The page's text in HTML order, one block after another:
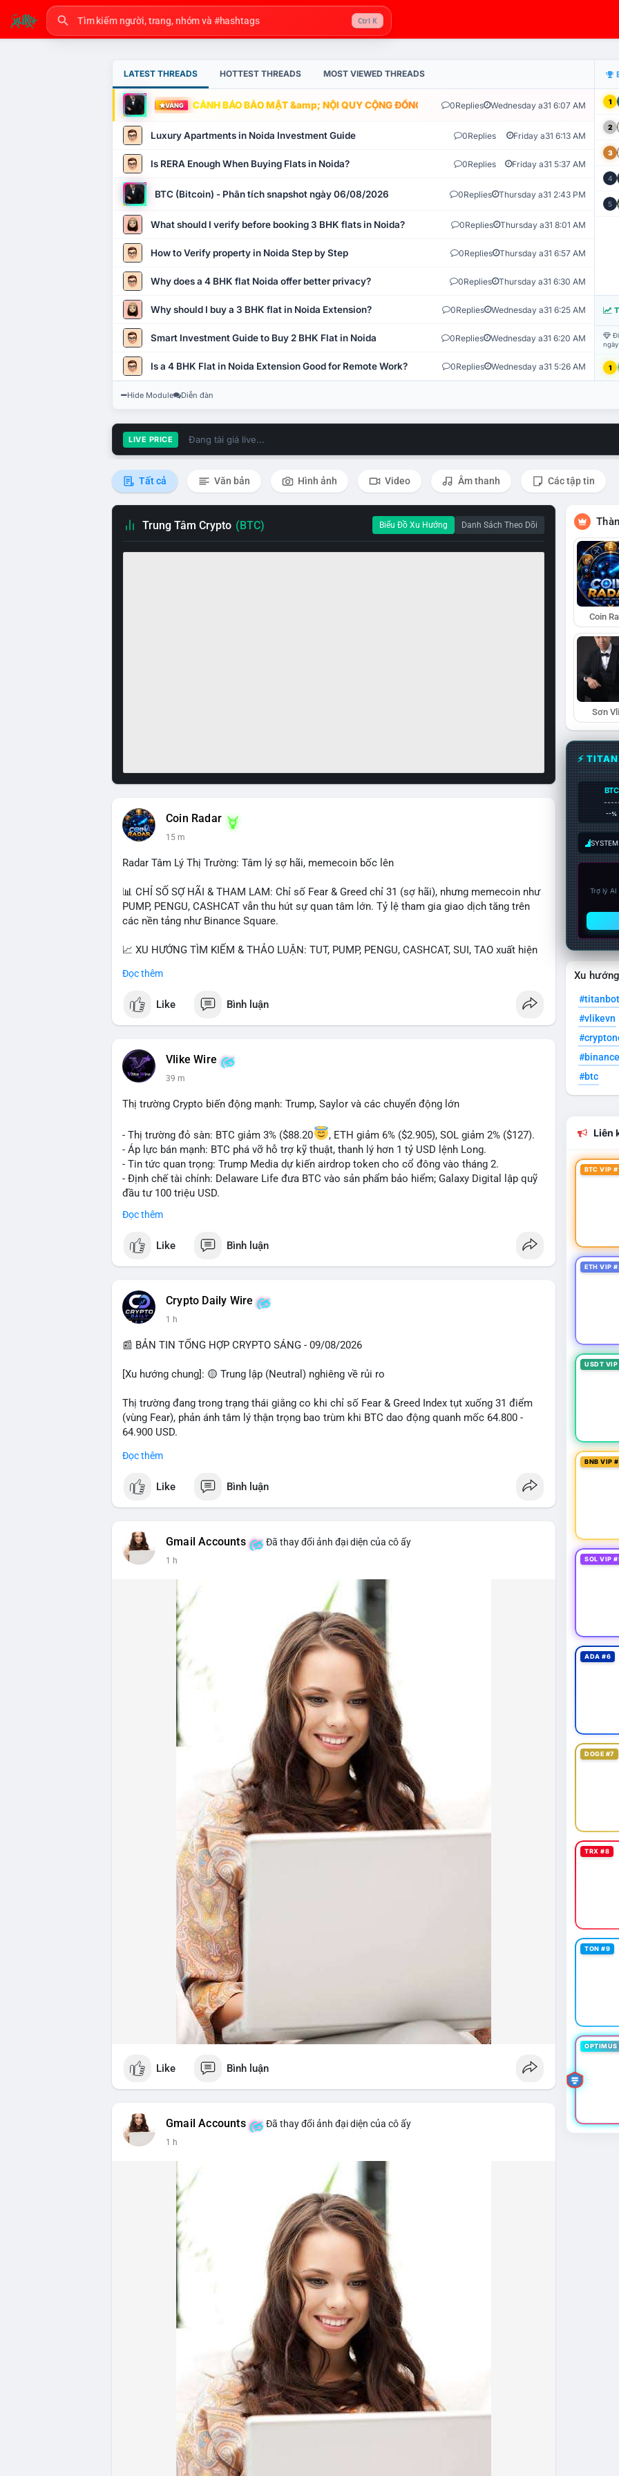
Ctrl K
LATEST THREADS HOTTEST THREADS MOST VIEWED THREADS
VÀNG CẢNH BÁO BẢO MẬT &amp; NỘI QUY CỘNG ĐỒNG VLIKE.VN: HỆ THỐNG GIÁM SÁT TỰ
0Replies Wednesday a31 6:07 AM
Luxury Apartments in Noida Investment Guide 0Replies Friday a31 6:13 AM
Is RERA Enough When Buying Flats in Noida? 0Replies Friday a31 5:37 AM
BTC (Bitcoin) - Phân tích snapshot ngày 06/08/2026 0Replies Thursday a31 2:43 PM
What should I verify before booking 3 BHK flats in Noida? 0Replies Thursday a31 8:01 AM
How to Verify property in Noida Step by Step 0Replies Thursday a31 6:57 AM
Why does a 4 BHK flat Noida offer better privacy? 0Replies Thursday a31 6:30 AM
Why should I buy a 3 BHK flat in Noida Extension? 0Replies Wednesday a31 6:25 AM
Smart Investment Guide to Buy 2 BHK Flat in Noida 0Replies Wednesday a31 6:20 AM
Is a 4 BHK Flat in Noida Extension Good for Remote Work? 0Replies Wednesday a31 5:26 AM
1
2
3
4
5
1
Hide Module Diễn đàn
LIVE PRICE Đang tải giá live...
Tất cả Văn bản Hình ảnh Video Âm thanh Các tập tin
Trung Tâm Crypto (BTC) Biểu Đồ Xu Hướng Danh Sách Theo Dõi
Coin Radar
15 m
Radar Tâm Lý Thị Trường: Tâm lý sợ hãi, memecoin bốc lên
📊 CHỈ SỐ SỢ HÃI & THAM LAM: Chỉ số Fear & Greed chỉ 31 (sợ hãi), nhưng memecoin như
PUMP, PENGU, CASHCAT vẫn thu hút sự quan tâm lớn. Tỷ lệ tham gia giao dịch tăng trên
các nền tảng như Binance Square.
📈 XU HƯỚNG TÌM KIẾM & THẢO LUẬN: TUT, PUMP, PENGU, CASHCAT, SUI, TAO xuất hiện
đề hấp dẫn. Bàn tán về SPCX và SAGA cũng hấp dẫn.
💬 DÒNG CHẢY TIN TỨC & TRUYỀN THÔNG: Bàn tán về "long SAGA", "short SPCX", và "đã
ngồi ăn ở khách sạn 5*" (từ bài đăng Binance Square). Tin tức về BIP-110 Bitcoin và SKR
💡 NHẬN ĐỊNH & KHUYẾN NGHỊ: Tâm lý thị trường phân cực. Sợ hãi do chỉ số thấp nhưng
xu hướng memecoin và tin tức tích cực (BTC ETF, SKR) tạo áp lực lên giá. Rủi ro từ các đề
nhân.
📊 Nguồn: Radar Tâm Lý Thị Trường
Đọc thêm
Like Bình luận
Vlike Wire
39 m
Thị trường Crypto biến động mạnh: Trump, Saylor và các chuyển động lớn
- Thị trường đỏ sàn: BTC giảm 3% ($88.20
, ETH giảm 6% ($2.905), SOL giảm 2% ($127).
- Áp lực bán mạnh: BTC phá vỡ hỗ trợ kỹ thuật, thanh lý hơn 1 tỷ USD lệnh Long.
- Tin tức quan trọng: Trump Media dự kiến airdrop token cho cổ đông vào tháng 2.
- Định chế tài chính: Delaware Life đưa BTC vào sản phẩm bảo hiểm; Galaxy Digital lập quỹ
đầu tư 100 triệu USD.
- Pháp lý: CEO Coinbase thúc đẩy khung pháp lý tại Davos; Bồ Đào Nha chặn Polymarket.
#binancesquare #cryptonews
$btc $eth $sol $xrp
#vlikevn #titanbot
📰 Nguồn: Decrypt
Đọc thêm
Like Bình luận
Crypto Daily Wire
1 h
📰 BẢN TIN TỔNG HỢP CRYPTO SÁNG - 09/08/2026
[Xu hướng chung]: 🟡 Trung lập (Neutral) nghiêng về rủi ro
Thị trường đang trong trạng thái giằng co khi chỉ số Fear & Greed Index tụt xuống 31 điểm
(vùng Fear), phản ánh tâm lý thận trọng bao trùm khi BTC dao động quanh mốc 64.800 -
64.900 USD.
- Thị trường & Giá cả: Hoạt động cá voi diễn ra mạnh mẽ với 7 giao dịch BTC lớn được ghi
BTC (5,89 triệu USD) và 89,97 BTC (5,82 triệu USD), cho thấy các tổ chức lớn đang tái cơ
cấu danh mục. Tuy nhiên, funding rate BTC chỉ ở mức 0,0043% với tổng thanh lý 24h đạt 6,16
- DeFi & Công nghệ: Tổng TVL DeFi đạt 143,06 tỷ USD, gần như đứng yên (tăng 0,14%).
Ethereum dẫn đầu với 41,85 tỷ USD nhưng tốc độ tăng trưởng chậm lại. Trong khi đó, tổng
vốn hóa Stablecoin đạt 306,95 tỷ USD, cho thấy nhà đầu tư đang giữ tiền mặt chờ đợi.
BTCPay Foundation xác nhận các node Lightning bị rút tiền và đã chặn truy cập từ xa để
- Quy định & Pháp lý: Brazil công bố quy định mới có hiệu lực từ 1/1/2027, yêu cầu tạm dừng
24h đối với các giao dịch crypto trên 10.000 USD chuyển sang nhà cung cấp nước ngoài
hoặc ví tự quản. Fork BIP-110 của Bitcoin khai thác thành công 2 block rồi dừng do thiếu
hashpower, khoảng cách giữa các block kéo dài nhiều giờ.
Lời khuyên từ chuyên gia: Thị trường đang trong giai đoạn tích lũy với tâm lý sợ hãi chiếm
ưu thế. Nhà đầu tư nên tránh FOMO, tập trung quản trị rủi ro và chờ đợi tín hiệu rõ ràng hơn
từ dòng vốn ETF (tuần tốt nhất kể từ tháng 4 với 1 tỷ USD) trước khi gia tăng vị thế.
Xem chi tiết các bài viết đầy đủ tại dòng thời gian của Vlike.vn!
#feargreedindex #bip110fork #brazilcryptoregulation
Đọc thêm
Like Bình luận
Gmail Accounts Đã thay đổi ảnh đại diện của cô ấy
1 h
Like Bình luận
Gmail Accounts Đã thay đổi ảnh đại diện của cô ấy
1 h
Coin
Sơn
⚡
BTC
--%
Trợ lý
Xu
#titanbot
#vlikevn
#btc
Liên
BTC VIP
ETH VIP
USDT
BNB VIP
SOL VIP
ADA #6
DOGE #7
TRX #8
TON #9
OPTIMUS